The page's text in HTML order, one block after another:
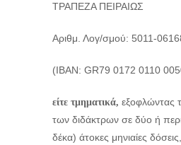
ΤΡΑΠΕΖΑ ΠΕΙΡΑΙΩΣ
Αριθμ. Λογ/σμού: 5011-
(ΙΒΑΝ: GR79 0172 0110
είτε τμηματικά, εξοφλώντας
των διδάκτρων σε δύο ή
δέκα) άτοκες μηνιαίες